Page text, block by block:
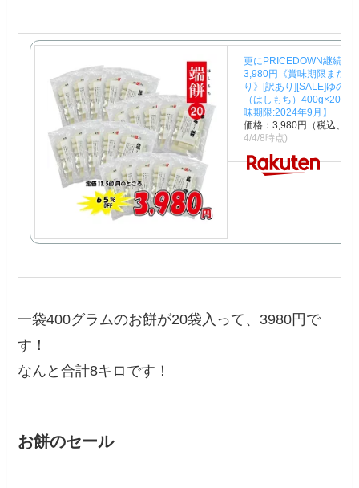
更にPRICEDOWN継続中
3,980円《賞味期限まだま
り》[訳あり][SALE]ゆのた
（はしもち）400g×20袋
味期限:2024年9月】
価格：3,980円（税込、送
4/4/8時点)
一袋400グラムのお餅が20袋入って、3980円で
す！
なんと合計8キロです！
お餅のセール